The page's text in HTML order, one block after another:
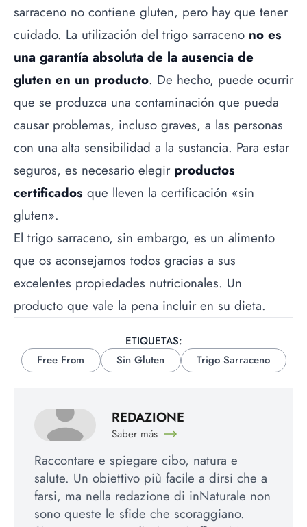
sarraceno no contiene gluten, pero hay que tener
cuidado. La utilización del trigo sarraceno no es
una garantía absoluta de la ausencia de
gluten en un producto. De hecho, puede ocurrir
que se produzca una contaminación que pueda
causar problemas, incluso graves, a las personas
con una alta sensibilidad a la sustancia. Para estar
seguros, es necesario elegir productos
certificados que lleven la certificación «sin
gluten».
El trigo sarraceno, sin embargo, es un alimento
que os aconsejamos todos gracias a sus
excelentes propiedades nutricionales. Un
producto que vale la pena incluir en su dieta.
ETIQUETAS:
Free From
Sin Gluten Trigo Sarraceno
REDAZIONE
Saber más
Raccontare e spiegare cibo, natura e
salute. Un obiettivo più facile a dirsi che a
farsi, ma nella redazione di inNaturale non
sono queste le sfide che scoraggiano.